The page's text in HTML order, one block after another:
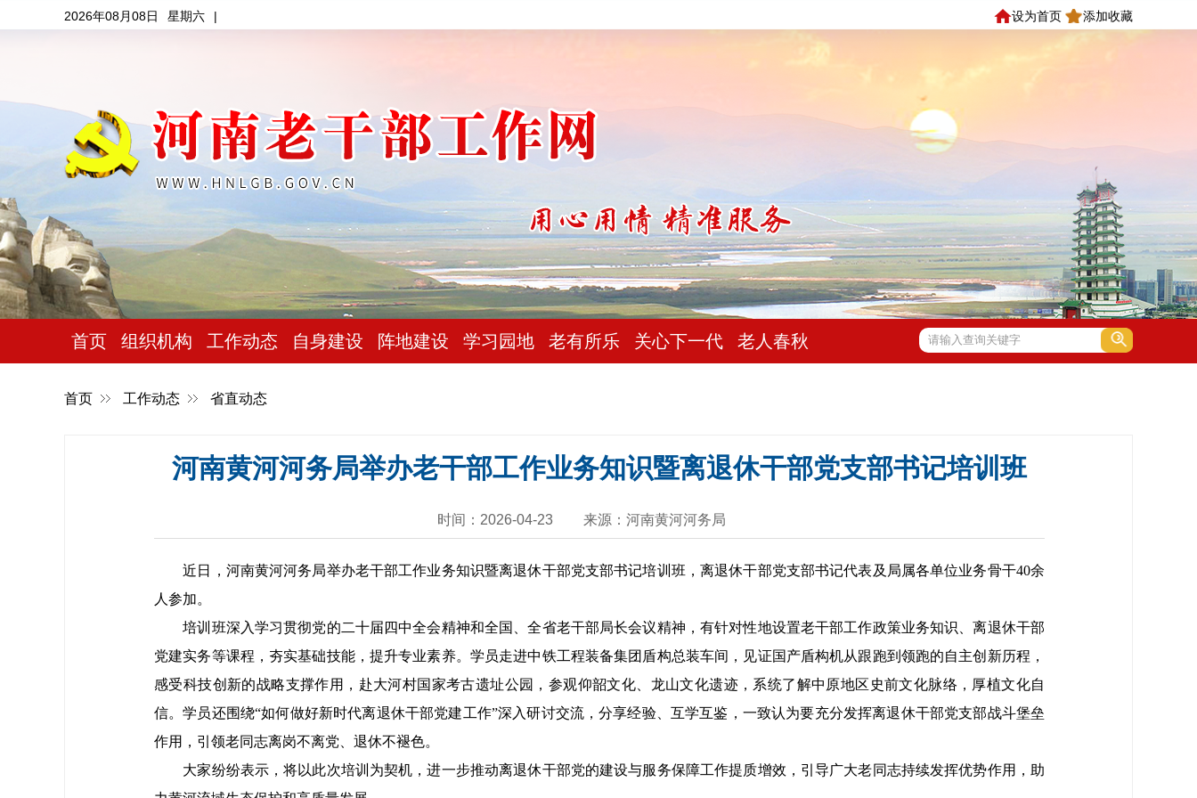
2026年08月08日 星期六 | 设为首页 添加收藏
首页 组织机构 工作动态 自身建设 阵地建设 学习园地 老有所乐 关心下一代 老人春秋
首页 工作动态 省直动态
河南黄河河务局举办老干部工作业务知识暨离退休干部党支部书记培训班
时间：2026-04-23 来源：河南黄河河务局
近日，河南黄河河务局举办老干部工作业务知识暨离退休干部党支部书记培训班，离退休干部党支部书记代表及局属各单位业务骨干40余
人参加。
培训班深入学习贯彻党的二十届四中全会精神和全国、全省老干部局长会议精神，有针对性地设置老干部工作政策业务知识、离退休干部
党建实务等课程，夯实基础技能，提升专业素养。学员走进中铁工程装备集团盾构总装车间，见证国产盾构机从跟跑到领跑的自主创新历程，
感受科技创新的战略支撑作用，赴大河村国家考古遗址公园，参观仰韶文化、龙山文化遗迹，系统了解中原地区史前文化脉络，厚植文化自
信。学员还围绕“如何做好新时代离退休干部党建工作”深入研讨交流，分享经验、互学互鉴，一致认为要充分发挥离退休干部党支部战斗堡垒
作用，引领老同志离岗不离党、退休不褪色。
大家纷纷表示，将以此次培训为契机，进一步推动离退休干部党的建设与服务保障工作提质增效，引导广大老同志持续发挥优势作用，助